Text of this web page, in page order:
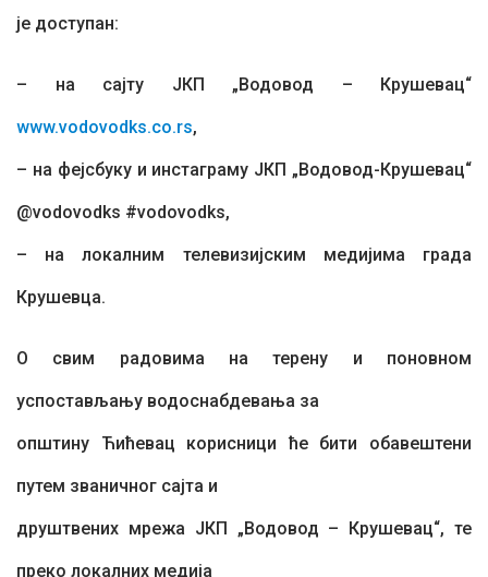
је доступан:
– на сајту ЈКП „Водовод – Крушевац“
www.vodovodks.co.rs,
– на фејсбуку и инстаграму ЈКП „Водовод-Крушевац“
@vodovodks #vodovodks,
– на локалним телевизијским медијима града
Крушевца.
О свим радовима на терену и поновном
успостављању водоснабдевања за
општину Ћићевац корисници ће бити обавештени
путем званичног сајта и
друштвених мрежа ЈКП „Водовод – Крушевац“, те
преко локалних медија